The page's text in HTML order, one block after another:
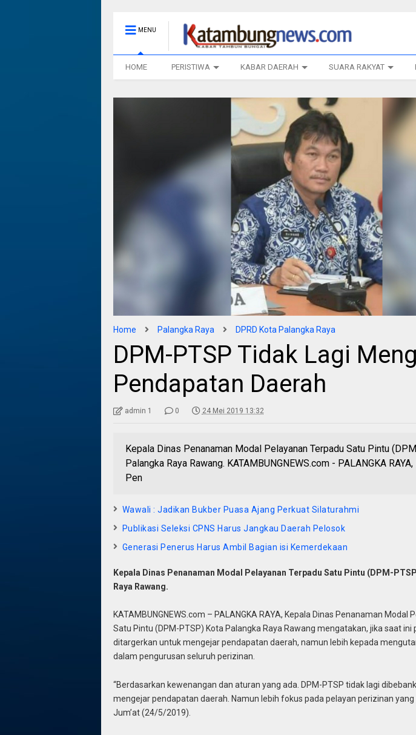
MENU
HOME PERISTIWA KABAR DAERAH SUARA RAKYAT
Home Palangka Raya DPRD Kota Palangka Raya
DPM-PTSP Tidak Lagi
Pendapatan Daerah
admin 1 0 24 Mei 2019 13:32
Kepala Dinas Penanaman Modal Pelayanan Terpadu Satu Pintu
Palangka Raya Rawang. KATAMBUNGNEWS.com - PALANGKA
Pen
Wawali : Jadikan Bukber Puasa Ajang Perkuat Silaturahmi
Publikasi Seleksi CPNS Harus Jangkau Daerah Pelosok
Generasi Penerus Harus Ambil Bagian isi Kemerdekaan
Kepala Dinas Penanaman Modal Pelayanan Terpadu Satu Pintu (DPM-
Raya Rawang.
KATAMBUNGNEWS.com – PALANGKA RAYA, Kepala Dinas Penanaman Modal
Satu Pintu (DPM-PTSP) Kota Palangka Raya Rawang mengatakan, jika saat ini
ditargerkan untuk mengejar pendapatan daerah, namun lebih kepada
dalam pengurusan seluruh perizinan.
“Berdasarkan kewenangan dan aturan yang ada. DPM-PTSP tidak lagi
mengejar pendapatan daerah. Namun lebih fokus pada pelayan perizinan yang
Jum’at (24/5/2019).